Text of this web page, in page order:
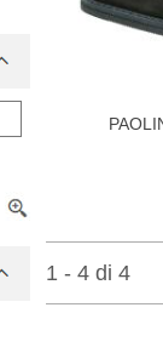
1 - 4 di 4